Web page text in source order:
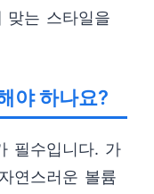
맞는 스타일을
야 하나요?
필수입니다. 가
연스러운 볼륨